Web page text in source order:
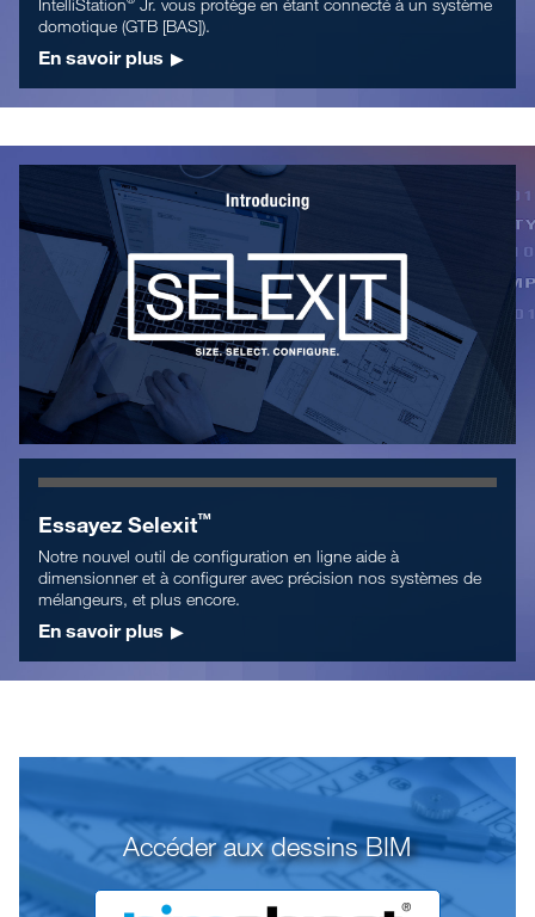
domotique (GTB [BAS]).
En savoir plus
Essayez Selexit™
Notre nouvel outil de configuration en ligne aide à
dimensionner et à configurer avec précision nos systèmes de
mélangeurs, et plus encore.
En savoir plus
Accéder aux dessins BIM